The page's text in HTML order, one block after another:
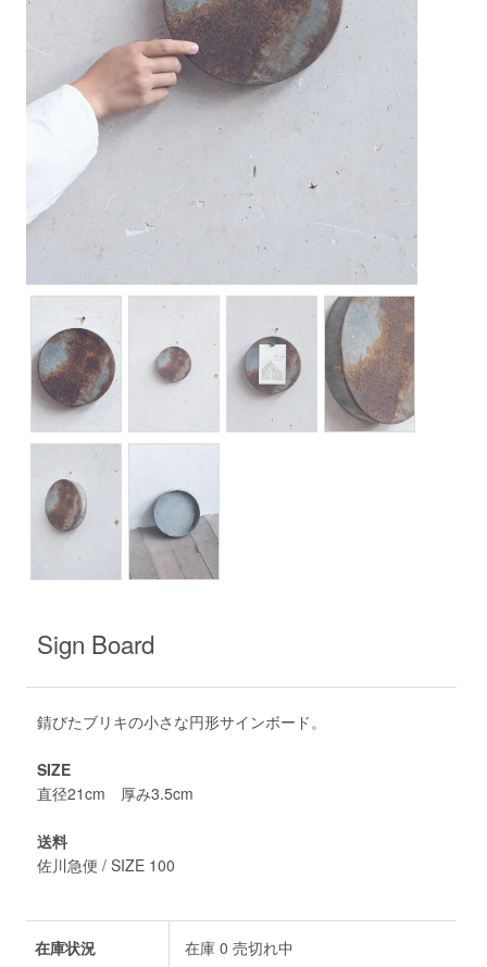
Sign Board
錆びたブリキの小さな円形サインボード。
SIZE
直径21cm 厚み3.5cm
送料
佐川急便 / SIZE 100
在庫状況 在庫 0 売切れ中